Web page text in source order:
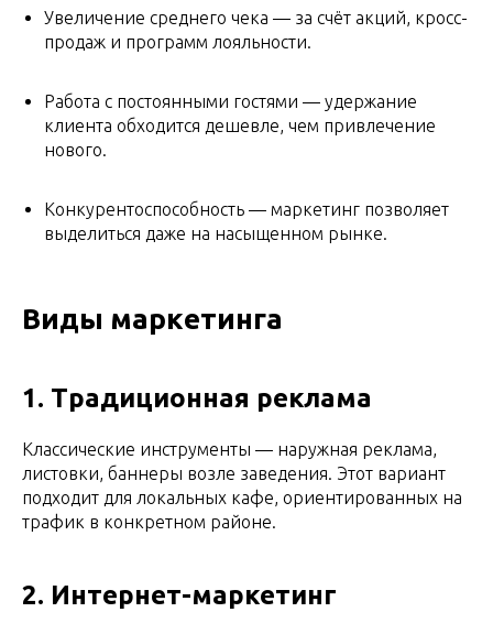
Увеличение среднего чека — за счёт акций, кросс-
продаж и программ лояльности.
Работа с постоянными гостями — удержание
клиента обходится дешевле, чем привлечение
нового.
Конкурентоспособность — маркетинг позволяет
выделиться даже на насыщенном рынке.
Виды маркетинга
1. Традиционная реклама
Классические инструменты — наружная реклама,
листовки, баннеры возле заведения. Этот вариант
подходит для локальных кафе, ориентированных на
трафик в конкретном районе.
2. Интернет-маркетинг